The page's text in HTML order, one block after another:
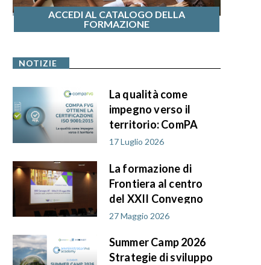
ACCEDI AL CATALOGO DELLA
FORMAZIONE
NOTIZIE
La qualità come
impegno verso il
territorio: ComPA
FVG ottiene la
9001:2015
17 Luglio 2026
La formazione di
Frontiera al centro
del XXII Convegno
AIF PA in FVG
27 Maggio 2026
Summer Camp 2026
Strategie di sviluppo